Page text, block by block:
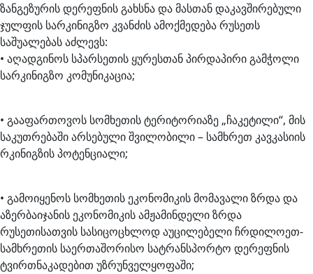
ზანგეზურის დერეფნის გახსნა და მასთან დაკავშირებული
ჯულფის სარკინიგზო კვანძის ამოქმედება რუსეთს
საშუალებას აძლევს:
• აღადგინოს სპარსეთის ყურესთან პირდაპირი გამჭოლი
სარკინიგზო კომუნიკაცია;
• გააფართოვოს სომხეთის ტერიტორიაზე „ჩაკეტილი“, მის
საკუთრებაში არსებული შვილობილი – სამხრეთ კავკასიის
რკინიგზის პოტენციალი;
• გამოიყენოს სომხეთის ეკონომიკის მომავალი ზრდა და
აზერბაიჯანის ეკონომიკის ამჟამინდელი ზრდა
რუსეთისათვის სასიცოცხლოდ აუცილებელი ჩრდილოეთ-
სამხრეთის საერთაშორისო სატრანსპორტო დერეფნის
ტვირთნაკადებით უზრუნველყოფაში;